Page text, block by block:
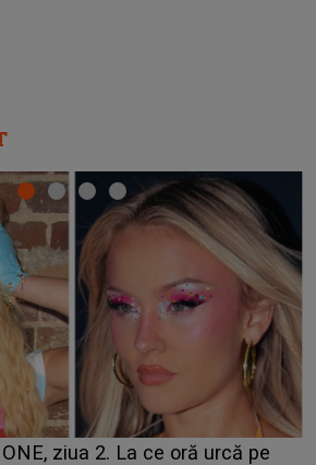
concurentă din "Casa Iubirii" l-a